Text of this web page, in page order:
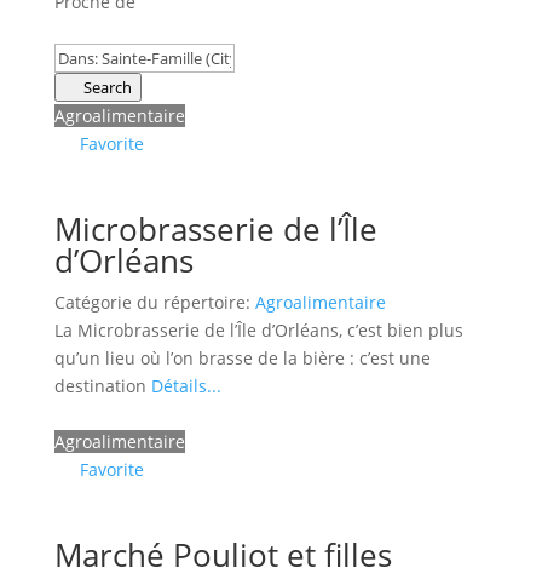
Search
Agroalimentaire
Favorite
Microbrasserie de l’Île
d’Orléans
Catégorie du répertoire: Agroalimentaire
La Microbrasserie de l’Île d’Orléans, c’est bien plus
qu’un lieu où l’on brasse de la bière : c’est une
destination Détails...
Agroalimentaire
Favorite
Marché Pouliot et filles